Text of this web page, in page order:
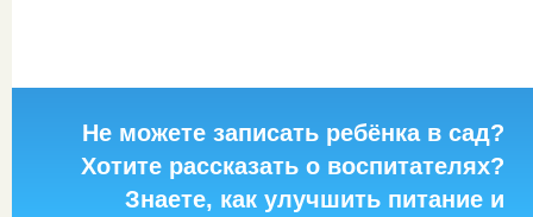
Не можете записать ребёнка в сад?
Хотите рассказать о воспитателях?
Знаете, как улучшить питание и